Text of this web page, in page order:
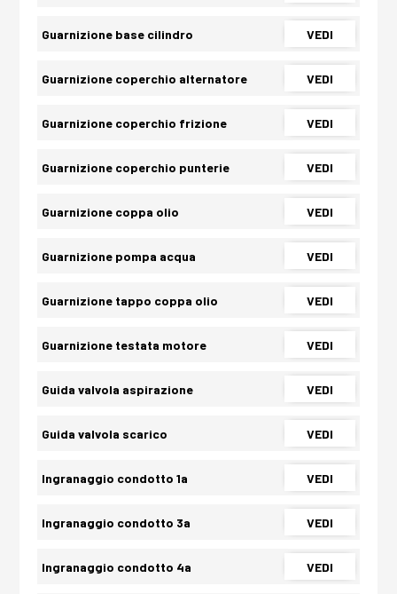
Guarnizione base cilindro VEDI
Guarnizione coperchio alternatore VEDI
Guarnizione coperchio frizione VEDI
Guarnizione coperchio punterie VEDI
Guarnizione coppa olio VEDI
Guarnizione pompa acqua VEDI
Guarnizione tappo coppa olio VEDI
Guarnizione testata motore VEDI
Guida valvola aspirazione VEDI
Guida valvola scarico VEDI
Ingranaggio condotto 1a VEDI
Ingranaggio condotto 3a VEDI
Ingranaggio condotto 4a VEDI